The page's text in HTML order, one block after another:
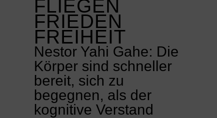
FLIEGEN
FRIEDEN
FREIHEIT
Nestor Yahi Gahe: Die
Körper sind schneller
bereit, sich zu
begegnen, als der
kognitive Verstand